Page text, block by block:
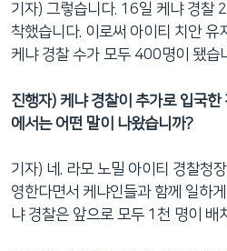
기자) 그렇습니다. 16일 케냐 경찰
착했습니다. 이로써 아이티 치안 유
케냐 경찰 수가 모두 400명이 됐습
진행자) 케냐 경찰이 추가로 입국
에서는 어떤 말이 나왔습니까?
기자) 네. 라모 노밀 아이티 경찰청
영한다면서 케냐인들과 함께 일하
냐 경찰은 앞으로 모두 1천 명이 배